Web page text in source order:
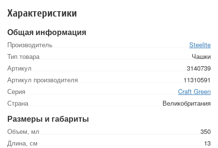
Характеристики
Общая информация
Производитель
Steelite
Тип товара
Чашки
Артикул
3140739
Артикул производителя
11310591
Серия
Craft Green
Страна
Великобритания
Размеры и габариты
Объем, мл
350
Длина, см
13